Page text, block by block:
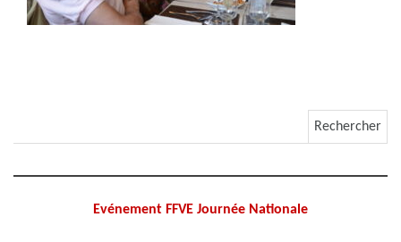
Evénement FFVE Journée Nationale